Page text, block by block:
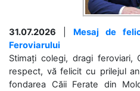
31.07.2026
Mesaj de
Feroviarului
Stimați colegi, dragi
respect, vă felicit cu prilejul
fondarea Căii Ferate din